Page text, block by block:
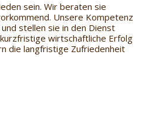
sein. Wir beraten sie
Unsere Kompetenz
stellen sie in den Dienst
wirtschaftliche Erfolg
die langfristige Zufriedenheit